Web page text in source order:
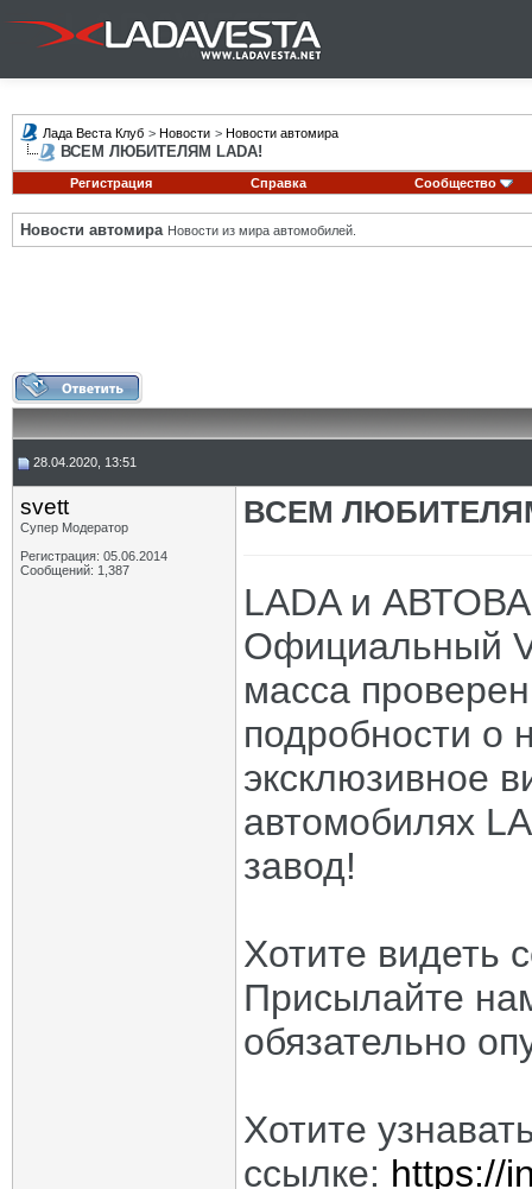
Лада Веста Клуб > Новости > Новости автомира
ВСЕМ ЛЮБИТЕЛЯМ LADA!
Регистрация Справка Сообщество
Новости автомира Новости из мира автомобилей.
28.04.2020, 13:51
svett
Супер Модератор
Регистрация: 05.06.2014
Сообщений: 1,387
ВСЕМ
LADA и
Официальный
масса
подробности о
эксклюзивное
автомобилях
завод!
Хотите видеть
Присылайте
обязательно
Хотите
ссылке: https://